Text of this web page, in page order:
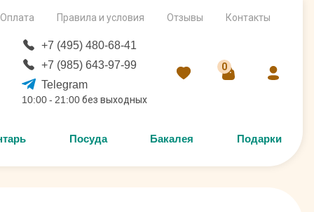
Оплата Правила и условия Отзывы Контакты
+7 (495) 480-68-41
+7 (985) 643-97-99
Telegram
10:00 - 21:00 без выходных
0
Посуда Бакалея Подарки